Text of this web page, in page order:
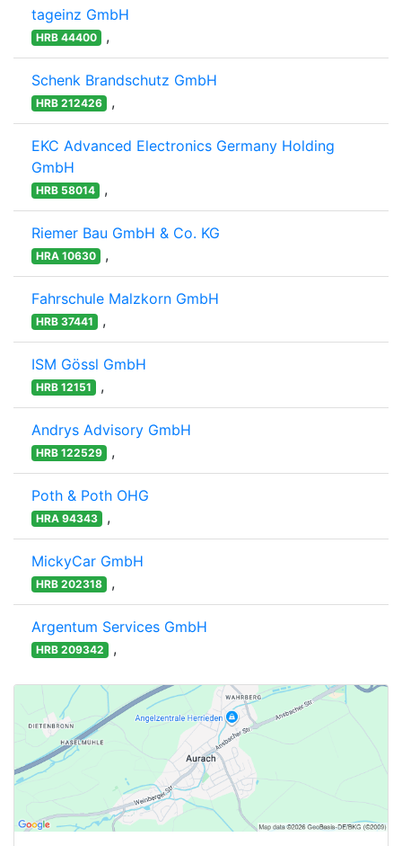
tageinz GmbH
HRB 44400 ,
Schenk Brandschutz GmbH
HRB 212426 ,
EKC Advanced Electronics Germany Holding
GmbH
HRB 58014 ,
Riemer Bau GmbH & Co. KG
HRA 10630 ,
Fahrschule Malzkorn GmbH
HRB 37441 ,
ISM Gössl GmbH
HRB 12151 ,
Andrys Advisory GmbH
HRB 122529 ,
Poth & Poth OHG
HRA 94343 ,
MickyCar GmbH
HRB 202318 ,
Argentum Services GmbH
HRB 209342 ,